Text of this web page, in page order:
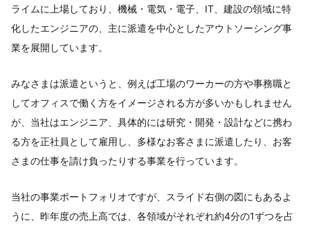
ライムに上場しており、機械・電気・電子、IT、建設の領域に特
化したエンジニアの、主に派遣を中心としたアウトソーシング事
業を展開しています。
みなさまは派遣というと、例えば工場のワーカーの方や事務職と
してオフィスで働く方をイメージされる方が多いかもしれません
が、当社はエンジニア、具体的には研究・開発・設計などに携わ
る方を正社員として雇用し、多様なお客さまに派遣したり、お客
さまの仕事を請け負ったりする事業を行っています。
当社の事業ポートフォリオですが、スライド右側の図にもあるよ
うに、昨年度の売上高では、各領域がそれぞれ約4分の1ずつを占